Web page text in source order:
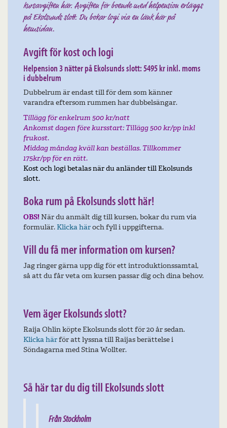
kursavgiften här. Avgiften för boende med helpension erläggs
på Ekolsunds slott. Du bokar logi via en länk här på
hemsidan.
Avgift för kost och logi
Helpension 3 nätter på Ekolsunds slott: 5495 kr inkl. moms
i dubbelrum
Dubbelrum är endast till för dem som känner
varandra eftersom rummen har dubbelsängar.
Tillägg för enkelrum 500 kr/natt
Ankomst dagen före kursstart: Tillägg 500 kr/pp inkl
frukost.
Middag måndag kväll kan beställas. Tillkommer
175kr/pp för en rätt.
Kost och logi betalas när du anländer till Ekolsunds
slott.
Boka rum på Ekolsunds slott här!
OBS! När du anmält dig till kursen, bokar du rum via
formulär.Klicka häroch fyll i uppgifterna.
Vill du få mer information om kursen?
Jag ringer gärna upp dig för ett introduktionssamtal,
så att du får veta om kursen passar dig och dina behov.
Vem äger Ekolsunds slott?
Raija Ohlin köpte Ekolsunds slott för 20 år sedan.
Klicka härför att lyssna till Raijas berättelse i
Söndagarna med Stina Wollter.
Så här tar du dig till Ekolsunds slott
Från Stockholm